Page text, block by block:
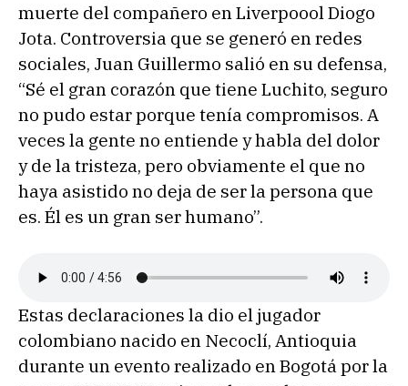
muerte del compañero en Liverpoool Diogo
Jota. Controversia que se generó en redes
sociales, Juan Guillermo salió en su defensa,
“Sé el gran corazón que tiene Luchito, seguro
no pudo estar porque tenía compromisos. A
veces la gente no entiende y habla del dolor
y de la tristeza, pero obviamente el que no
haya asistido no deja de ser la persona que
es. Él es un gran ser humano”.
Estas declaraciones la dio el jugador
colombiano nacido en Necoclí, Antioquia
durante un evento realizado en Bogotá por la